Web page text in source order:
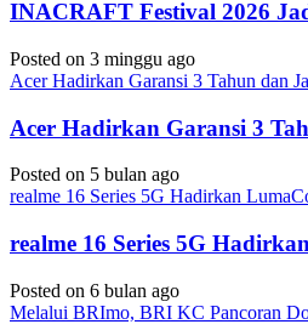
INACRAFT Festival 2026
Posted on 3 minggu ago
Acer Hadirkan Garansi 3 Tahun dan
Acer Hadirkan Garansi 3
Posted on 5 bulan ago
realme 16 Series 5G Hadirkan
realme 16 Series 5G
Posted on 6 bulan ago
Melalui BRImo, BRI KC Pancoran